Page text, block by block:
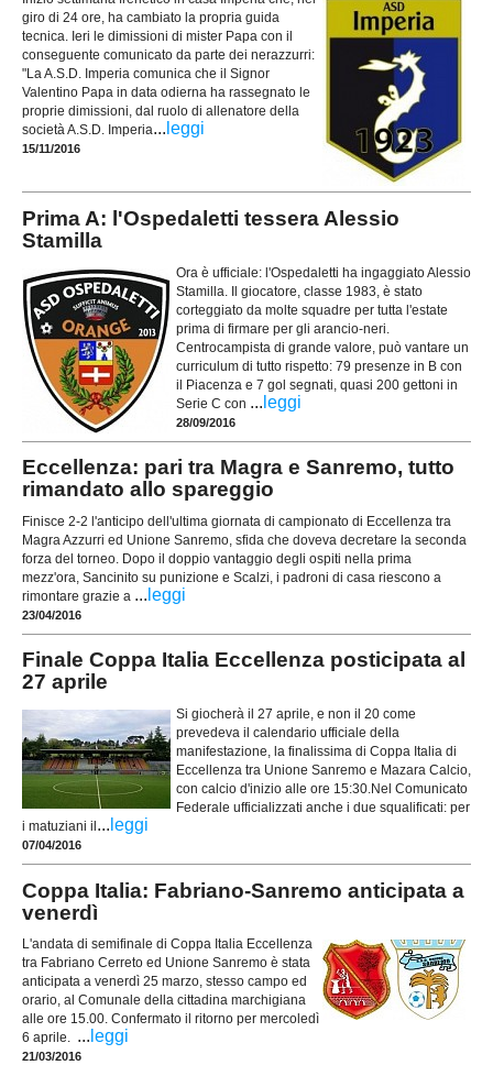
giro di 24 ore, ha cambiato la propria guida
tecnica. Ieri le dimissioni di mister Papa con il
conseguente comunicato da parte dei nerazzurri:
"La A.S.D. Imperia comunica che il Signor
Valentino Papa in data odierna ha rassegnato le
proprie dimissioni, dal ruolo di allenatore della
società A.S.D. Imperia... leggi
15/11/2016
Prima A: l'Ospedaletti tessera Alessio
Stamilla
Ora è ufficiale: l'Ospedaletti ha ingaggiato Alessio
Stamilla. Il giocatore, classe 1983, è stato
corteggiato da molte squadre per tutta l'estate
prima di firmare per gli arancio-neri.
Centrocampista di grande valore, può vantare un
curriculum di tutto rispetto: 79 presenze in B con
il Piacenza e 7 gol segnati, quasi 200 gettoni in
Serie C con ... leggi
28/09/2016
Eccellenza: pari tra Magra e Sanremo, tutto
rimandato allo spareggio
Finisce 2-2 l'anticipo dell'ultima giornata di campionato di Eccellenza tra
Magra Azzurri ed Unione Sanremo, sfida che doveva decretare la seconda
forza del torneo. Dopo il doppio vantaggio degli ospiti nella prima
mezz'ora, Sancinito su punizione e Scalzi, i padroni di casa riescono a
rimontare grazie a ... leggi
23/04/2016
Finale Coppa Italia Eccellenza posticipata al
27 aprile
Si giocherà il 27 aprile, e non il 20 come
prevedeva il calendario ufficiale della
manifestazione, la finalissima di Coppa Italia di
Eccellenza tra Unione Sanremo e Mazara Calcio,
con calcio d'inizio alle ore 15:30.Nel Comunicato
Federale ufficializzati anche i due squalificati: per
i matuziani il... leggi
07/04/2016
Coppa Italia: Fabriano-Sanremo anticipata a
venerdì
L'andata di semifinale di Coppa Italia Eccellenza
tra Fabriano Cerreto ed Unione Sanremo è stata
anticipata a venerdì 25 marzo, stesso campo ed
orario, al Comunale della cittadina marchigiana
alle ore 15.00. Confermato il ritorno per mercoledì
6 aprile. ... leggi
21/03/2016